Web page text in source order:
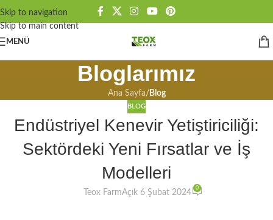
Skip to navigation
Skip to main content
MENÜ
Bloglarımız
Ana Sayfa/ Blog
BLOG
Endüstriyel Kenevir Yetiştiriciliği:
Sektördeki Yeni Fırsatlar ve İş
Modelleri
Teox FarmAçık 6 Şubat 2024
0